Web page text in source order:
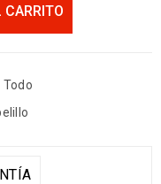
CARRITO
Todo